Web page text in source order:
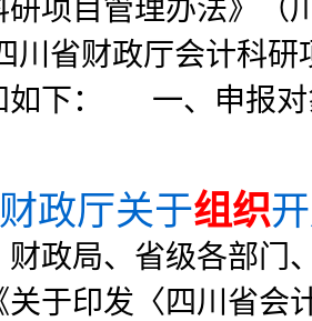
研项目管理办法》（
川省财政厅会计科研
如下： 一、申报
政厅关于组织
财政局、省级各部门
关于印发〈四川省会